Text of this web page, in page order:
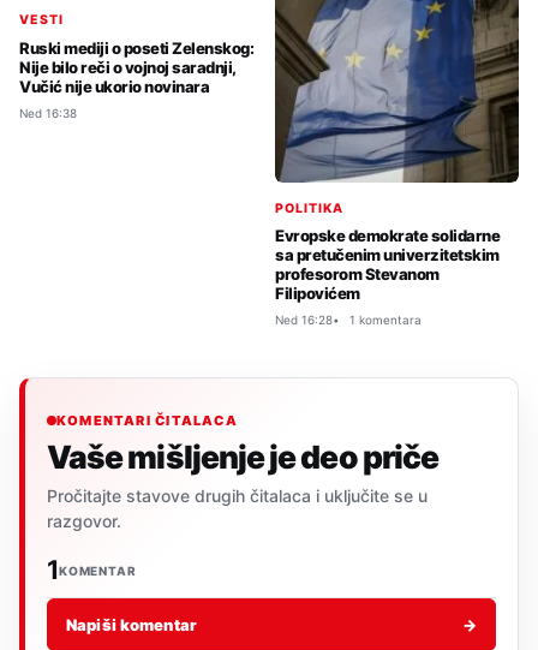
VESTI
Ruski mediji o poseti Zelenskog:
Nije bilo reči o vojnoj saradnji,
Vučić nije ukorio novinara
Ned 16:38
POLITIKA
Evropske demokrate solidarne
sa pretučenim univerzitetskim
profesorom Stevanom
Filipovićem
Ned 16:28 1 komentara
KOMENTARI ČITALACA
Vaše mišljenje je deo priče
Pročitajte stavove drugih čitalaca i uključite se u
razgovor.
1KOMENTAR
Napiši komentar →